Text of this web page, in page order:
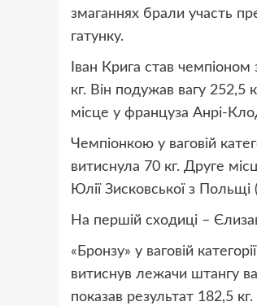
змаганнях брали участь
гатунку.
Іван Крига став
кг. Він подужав вагу 252,5
місце у француза Анрі-
Чемпіонкою у ваговій
витиснула 70 кг. Друге
Юлії Зисковської з Польщі
На першій сходиці –
«Бронзу» у ваговій
витиснув лежачи штангу
показав результат 182,5